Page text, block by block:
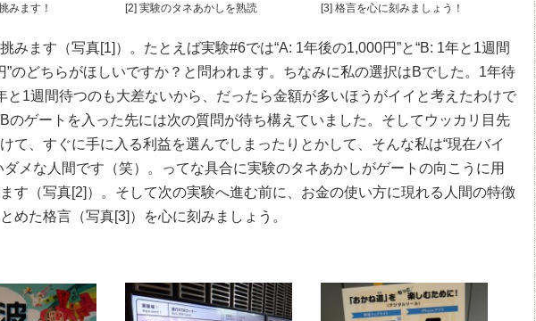
みます！ [2] 実験のタネあかしを熟読 [3] 格言を心に刻みましょう！
みます（写真[1]）。たとえば実験#6では“A: 1年後の1,000円”と“B: 1年と1週間
”のどちらがほしいですか？と問われます。ちなみに私の選択はBでした。1年待
と1週間待つのも大差ないから、だったら金額が多いほうがイイと考えたわけで
のゲートを入った先には次の質問が待ち構えていました。そしてウッカリ目先
て、すぐに手に入る利益を選んでしまったりとかして、そんな私は“現在バイ
ダメな人間です（笑）。ってな具合に実験のタネあかしがゲートの向こうに用
す（写真[2]）。そして次の実験へ進む前に、お金の使い方に現れる人間の特徴
めた格言（写真[3]）を心に刻みましょう。